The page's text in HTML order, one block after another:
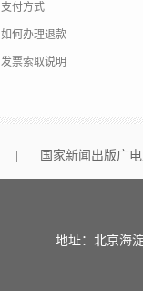
支付方式
如何办理退款
发票索取说明
国家新闻出版广
地址：北京海